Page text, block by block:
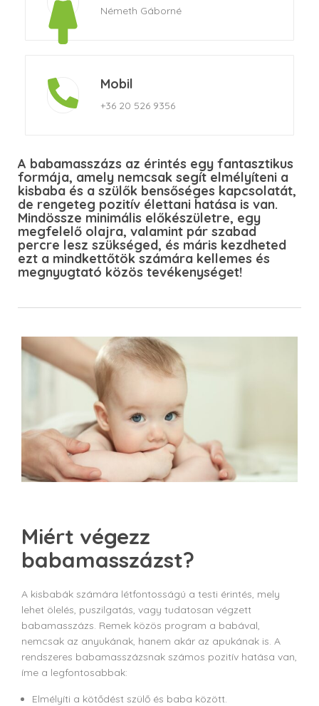
Németh Gáborné
Mobil
+36 20 526 9356
A babamasszázs az érintés egy fantasztikus
formája, amely nemcsak segít elmélyíteni a
kisbaba és a szülők bensőséges kapcsolatát,
de rengeteg pozitív élettani hatása is van.
Mindössze minimális előkészületre, egy
megfelelő olajra, valamint pár szabad
percre lesz szükséged, és máris kezdheted
ezt a mindkettőtök számára kellemes és
megnyugtató közös tevékenységet!
Miért végezz
babamasszázst?
A kisbabák számára létfontosságú a testi érintés, mely
lehet ölelés, puszilgatás, vagy tudatosan végzett
babamasszázs. Remek közös program a babával,
nemcsak az anyukának, hanem akár az apukának is. A
rendszeres babamasszázsnak számos pozitív hatása van,
íme a legfontosabbak:
Elmélyíti a kötődést szülő és baba között.